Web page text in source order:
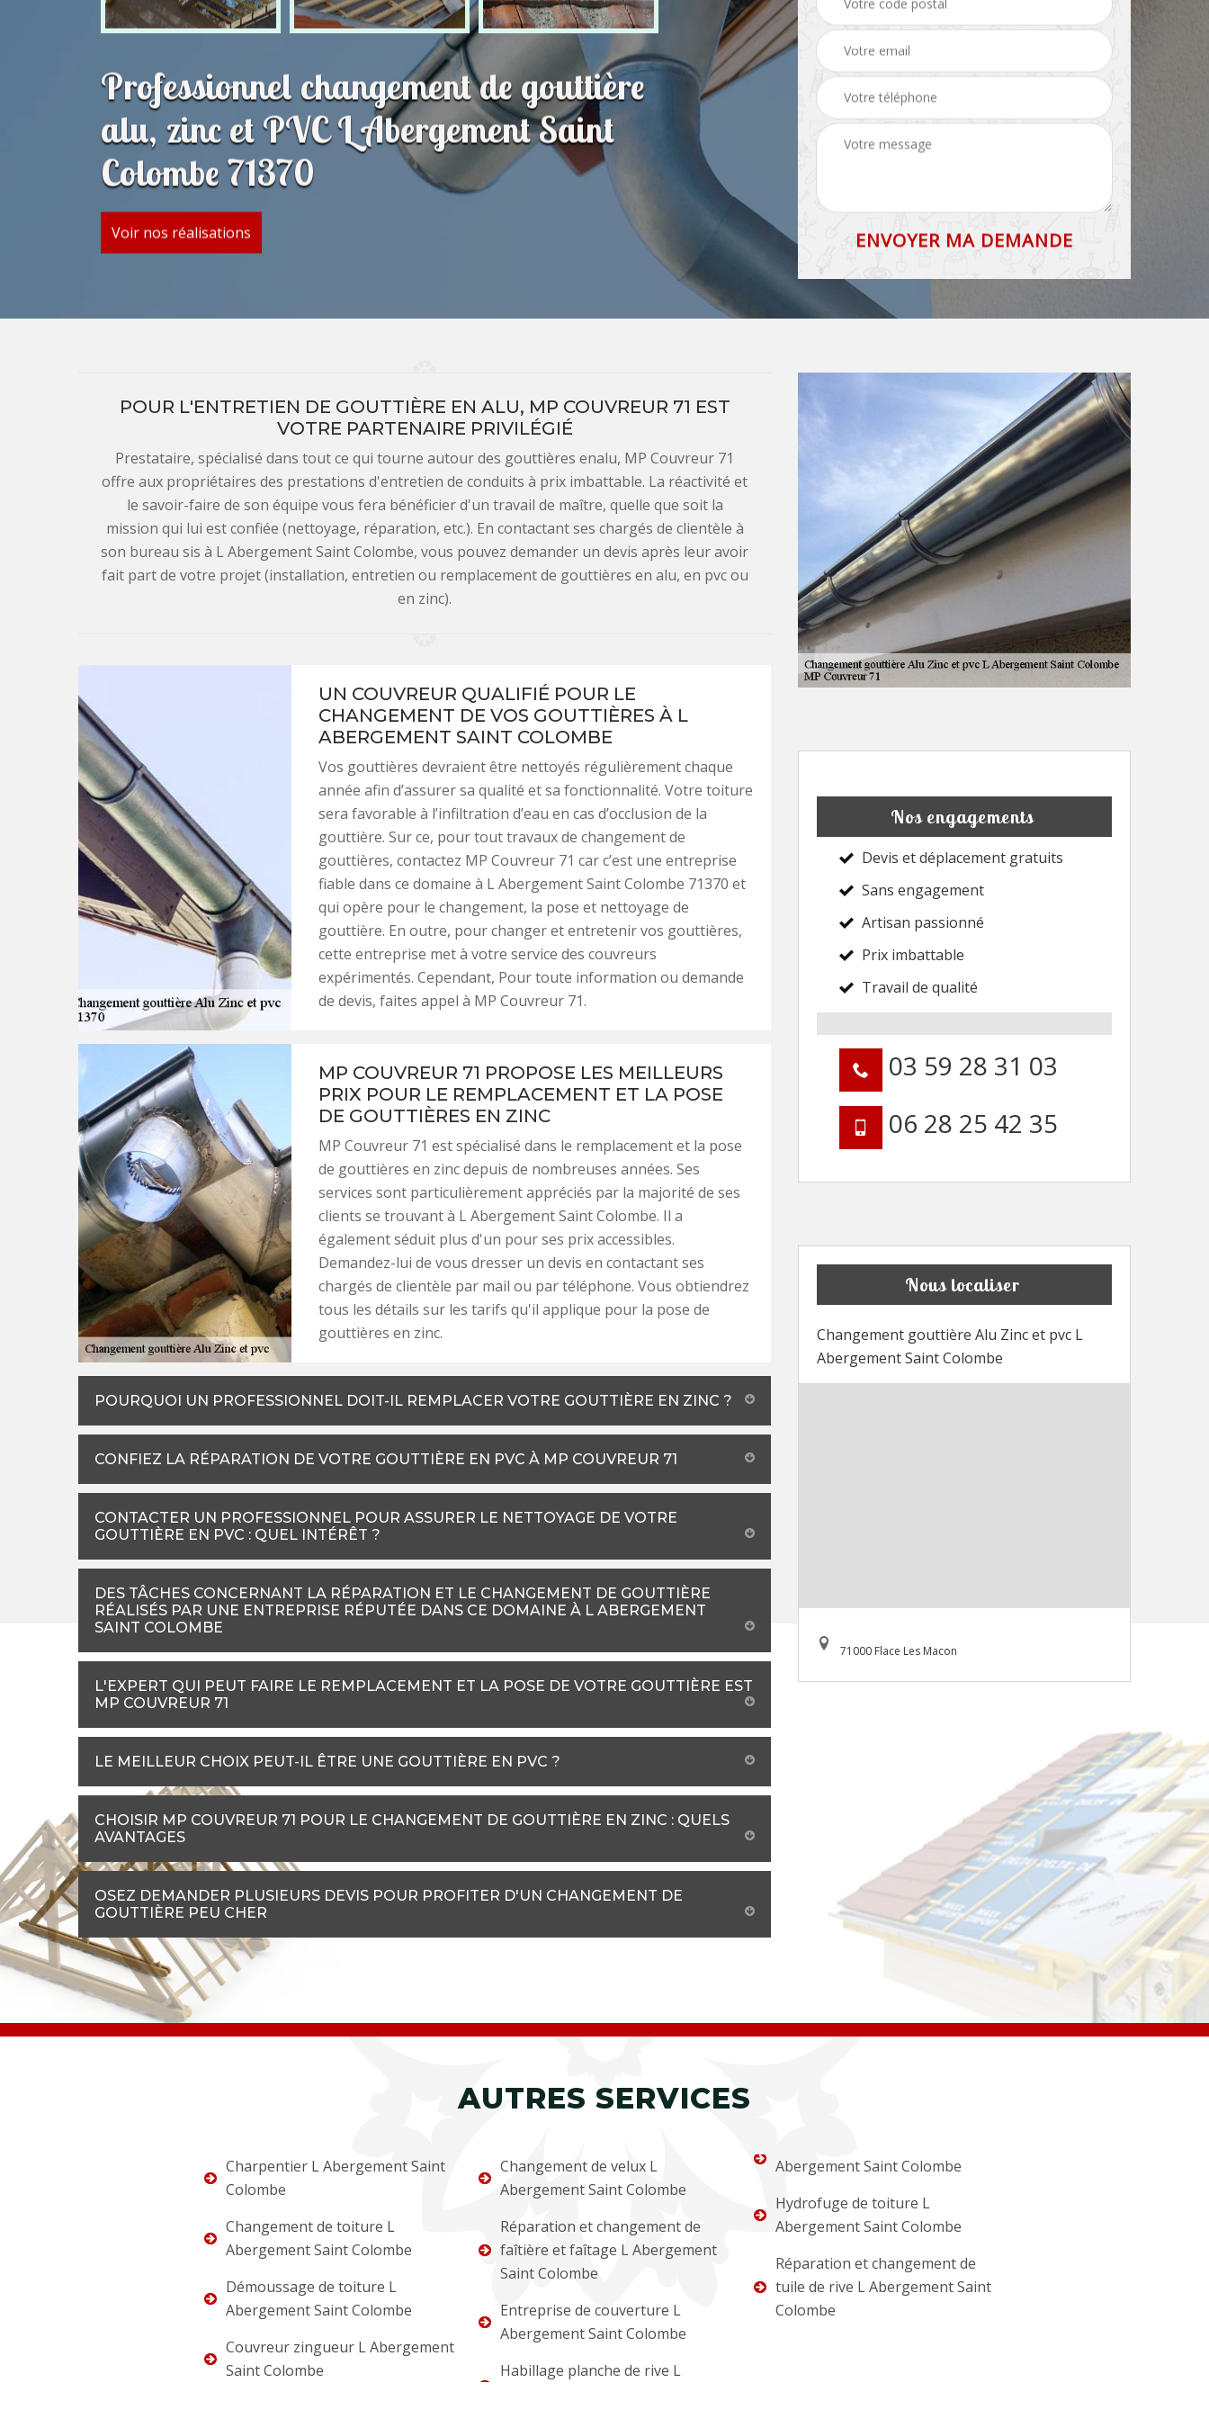
Professionnel changement de gouttière
alu, zinc et PVC L Abergement Saint
Colombe 71370
Voir nos réalisations
POUR L'ENTRETIEN DE GOUTTIÈRE EN ALU, MP COUVREUR 71 EST
VOTRE PARTENAIRE PRIVILÉGIÉ
Prestataire, spécialisé dans tout ce qui tourne autour des gouttières enalu, MP Couvreur 71
offre aux propriétaires des prestations d'entretien de conduits à prix imbattable. La réactivité et
le savoir-faire de son équipe vous fera bénéficier d'un travail de maître, quelle que soit la
mission qui lui est confiée (nettoyage, réparation, etc.). En contactant ses chargés de clientèle à
son bureau sis à L Abergement Saint Colombe, vous pouvez demander un devis après leur avoir
fait part de votre projet (installation, entretien ou remplacement de gouttières en alu, en pvc ou
en zinc).
UN COUVREUR QUALIFIÉ POUR LE
CHANGEMENT DE VOS GOUTTIÈRES À L
ABERGEMENT SAINT COLOMBE
Vos gouttières devraient être nettoyés régulièrement chaque
année afin d’assurer sa qualité et sa fonctionnalité. Votre toiture
sera favorable à l’infiltration d’eau en cas d’occlusion de la
gouttière. Sur ce, pour tout travaux de changement de
gouttières, contactez MP Couvreur 71 car c’est une entreprise
fiable dans ce domaine à L Abergement Saint Colombe 71370 et
qui opère pour le changement, la pose et nettoyage de
gouttière. En outre, pour changer et entretenir vos gouttières,
cette entreprise met à votre service des couvreurs
expérimentés. Cependant, Pour toute information ou demande
de devis, faites appel à MP Couvreur 71.
MP COUVREUR 71 PROPOSE LES MEILLEURS
PRIX POUR LE REMPLACEMENT ET LA POSE
DE GOUTTIÈRES EN ZINC
MP Couvreur 71 est spécialisé dans le remplacement et la pose
de gouttières en zinc depuis de nombreuses années. Ses
services sont particulièrement appréciés par la majorité de ses
clients se trouvant à L Abergement Saint Colombe. Il a
également séduit plus d'un pour ses prix accessibles.
Demandez-lui de vous dresser un devis en contactant ses
chargés de clientèle par mail ou par téléphone. Vous obtiendrez
tous les détails sur les tarifs qu'il applique pour la pose de
gouttières en zinc.
POURQUOI UN PROFESSIONNEL DOIT-IL REMPLACER VOTRE GOUTTIÈRE EN ZINC ?
CONFIEZ LA RÉPARATION DE VOTRE GOUTTIÈRE EN PVC À MP COUVREUR 71
CONTACTER UN PROFESSIONNEL POUR ASSURER LE NETTOYAGE DE VOTRE
GOUTTIÈRE EN PVC : QUEL INTÉRÊT ?
DES TÂCHES CONCERNANT LA RÉPARATION ET LE CHANGEMENT DE GOUTTIÈRE
RÉALISÉS PAR UNE ENTREPRISE RÉPUTÉE DANS CE DOMAINE À L ABERGEMENT
SAINT COLOMBE
L'EXPERT QUI PEUT FAIRE LE REMPLACEMENT ET LA POSE DE VOTRE GOUTTIÈRE EST
MP COUVREUR 71
LE MEILLEUR CHOIX PEUT-IL ÊTRE UNE GOUTTIÈRE EN PVC ?
CHOISIR MP COUVREUR 71 POUR LE CHANGEMENT DE GOUTTIÈRE EN ZINC : QUELS
AVANTAGES
OSEZ DEMANDER PLUSIEURS DEVIS POUR PROFITER D'UN CHANGEMENT DE
GOUTTIÈRE PEU CHER
Nos engagements
Devis et déplacement gratuits
Sans engagement
Artisan passionné
Prix imbattable
Travail de qualité
03 59 28 31 03
06 28 25 42 35
Nous localiser
Changement gouttière Alu Zinc et pvc L
Abergement Saint Colombe
71000 Flace Les Macon
AUTRES SERVICES
Charpentier L Abergement Saint
Colombe
Changement de toiture L
Abergement Saint Colombe
Démoussage de toiture L
Abergement Saint Colombe
Couvreur zingueur L Abergement
Saint Colombe
Changement de velux L
Abergement Saint Colombe
Réparation et changement de
faîtière et faîtage L Abergement
Saint Colombe
Entreprise de couverture L
Abergement Saint Colombe
Habillage planche de rive L
Abergement Saint Colombe
Hydrofuge de toiture L
Abergement Saint Colombe
Réparation et changement de
tuile de rive L Abergement Saint
Colombe